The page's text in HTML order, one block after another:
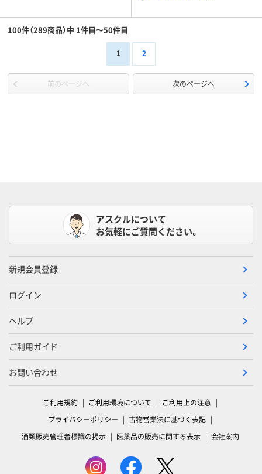
100件（289商品）中 1件目～50件目
1 2
前のページへ 次のページへ
アスクルについて
お気軽にご質問ください。
新規会員登録
ログイン
ヘルプ
ご利用ガイド
お問い合わせ
ご利用規約 ご利用環境について
ご利用上の注意
プライバシーポリシー
古物営業法に基づく表記
酒類販売管理者標識の掲示
医薬品の販売に関する表示 会社案内